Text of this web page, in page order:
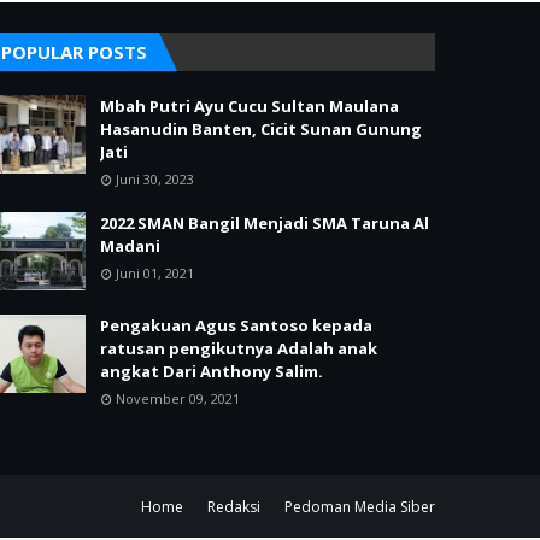
POPULAR POSTS
Mbah Putri Ayu Cucu Sultan Maulana
Hasanudin Banten, Cicit Sunan Gunung
Jati
Juni 30, 2023
2022 SMAN Bangil Menjadi SMA Taruna Al
Madani
Juni 01, 2021
Pengakuan Agus Santoso kepada
ratusan pengikutnya Adalah anak
angkat Dari Anthony Salim.
November 09, 2021
Home Redaksi Pedoman Media Siber